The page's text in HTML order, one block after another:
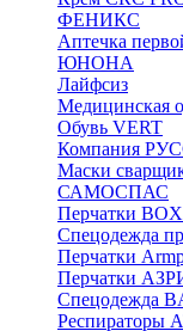
ФЕНИКС
Аптечка
ЮНОНА
Лайфсиз
Медицинская
Обувь VERT
Компания
Маски
САМОСПАС
Перчатки
Спецодежда
Перчатки
Перчатки
Спецодежда
Респираторы